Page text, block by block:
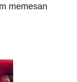
memesan